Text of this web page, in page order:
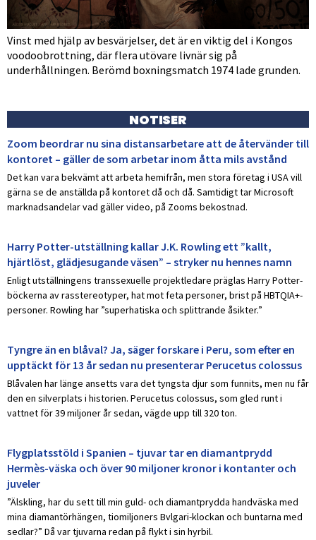
Vinst med hjälp av besvärjelser, det är en viktig del i Kongos
voodoobrottning, där flera utövare livnär sig på
underhållningen. Berömd boxningsmatch 1974 lade grunden.
NOTISER
Zoom beordrar nu sina distansarbetare att de återvänder till
kontoret – gäller de som arbetar inom åtta mils avstånd
Det kan vara bekvämt att arbeta hemifrån, men stora företag i USA vill
gärna se de anställda på kontoret då och då. Samtidigt tar Microsoft
marknadsandelar vad gäller video, på Zooms bekostnad.
Harry Potter-utställning kallar J.K. Rowling ett ”kallt,
hjärtlöst, glädjesugande väsen” – stryker nu hennes namn
Enligt utställningens transsexuelle projektledare präglas Harry Potter-
böckerna av rasstereotyper, hat mot feta personer, brist på HBTQIA+-
personer. Rowling har ”superhatiska och splittrande åsikter.”
Tyngre än en blåval? Ja, säger forskare i Peru, som efter en
upptäckt för 13 år sedan nu presenterar Perucetus colossus
Blåvalen har länge ansetts vara det tyngsta djur som funnits, men nu får
den en silverplats i historien. Perucetus colossus, som gled runt i
vattnet för 39 miljoner år sedan, vägde upp till 320 ton.
Flygplatsstöld i Spanien – tjuvar tar en diamantprydd
Hermès-väska och över 90 miljoner kronor i kontanter och
juveler
”Älskling, har du sett till min guld- och diamantprydda handväska med
mina diamantörhängen, tiomiljoners Bvlgari-klockan och buntarna med
sedlar?” Då var tjuvarna redan på flykt i sin hyrbil.